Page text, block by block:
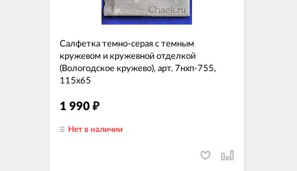
Салфетка темно-серая с темным
кружевом и кружевной отделкой
(Вологодское кружево), арт. 7нхп-755,
115х65
1 990 ₽
Нет в наличии